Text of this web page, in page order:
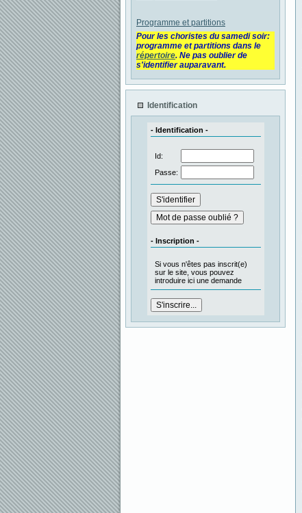
Programme et partitions
Pour les choristes du samedi soir:
programme et partitions dans le
répertoire. Ne pas oublier de
s'identifier auparavant.
Identification
- Identification -
Id:
Passe:
- Inscription -
Si vous n'êtes pas inscrit(e)
sur le site, vous pouvez
introduire ici une demande